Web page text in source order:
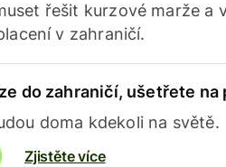
řešit kurzové marže a
v zahraničí.
do zahraničí, ušetřete na
doma kdekoli na světě.
Zjistěte více